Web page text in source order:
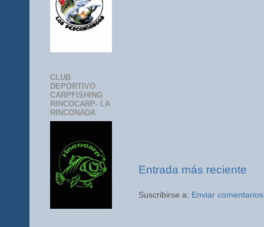
Entrada más reciente
Suscribirse a: Enviar
CLUB
DEPORTIVO
CARPFISHING
RINCOCARP- LA
RINCONADA